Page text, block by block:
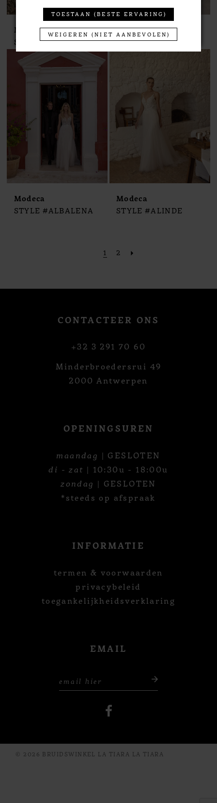
Modeca
STYLE #AAFJE
Modeca
STYLE #AIDEN
Modeca
STYLE #ALBALENA
Modeca
STYLE #ALINDE
1 2
CONTACTEER ONS
+32 3 291 70 60
Minderbroedersrui 49
2000 Antwerpen
OPENINGSUREN
maandag | GESLOTEN
di - zat | 10:30u - 18:00u
zondag | GESLOTEN
*steeds op afspraak
INFORMATIE
termen & voorwaarden
privacybeleid
toegankelijkheidsverklaring
EMAIL
© 2026 BRUIDSWINKEL LA TIARA LA TIARA
TOESTAAN (BESTE ERVARING)
WEIGEREN (NIET AANBEVOLEN)